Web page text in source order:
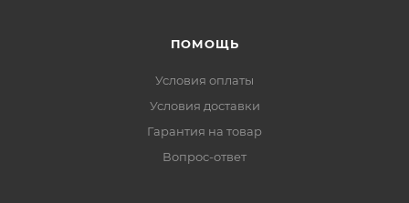
ПОМОЩЬ
Условия оплаты
Условия доставки
Гарантия на товар
Вопрос-ответ